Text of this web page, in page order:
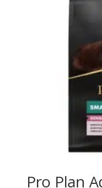
Pro Plan